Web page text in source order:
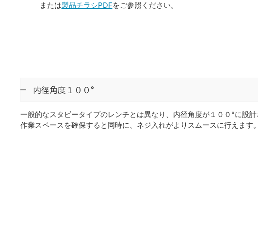
または製品チラシPDFをご参照ください。
内径角度１００°
一般的なスタビータイプのレンチとは異なり、内径角度が１００°に設
作業スペースを確保すると同時に、ネジ入れがよりスムースに行えます。